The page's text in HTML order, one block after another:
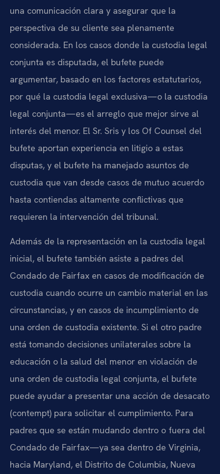
una comunicación clara y asegurar que la
perspectiva de su cliente sea plenamente
considerada. En los casos donde la custodia legal
conjunta es disputada, el bufete puede
argumentar, basado en los factores estatutarios,
por qué la custodia legal exclusiva—o la custodia
legal conjunta—es el arreglo que mejor sirve al
interés del menor. El Sr. Sris y los Of Counsel del
bufete aportan experiencia en litigio a estas
disputas, y el bufete ha manejado asuntos de
custodia que van desde casos de mutuo acuerdo
hasta contiendas altamente conflictivas que
requieren la intervención del tribunal.
Además de la representación en la custodia legal
inicial, el bufete también asiste a padres del
Condado de Fairfax en casos de modificación de
custodia cuando ocurre un cambio material en las
circunstancias, y en casos de incumplimiento de
una orden de custodia existente. Si el otro padre
está tomando decisiones unilaterales sobre la
educación o la salud del menor en violación de
una orden de custodia legal conjunta, el bufete
puede ayudar a presentar una acción de desacato
(contempt) para solicitar el cumplimiento. Para
padres que se están mudando dentro o fuera del
Condado de Fairfax—ya sea dentro de Virginia,
hacia Maryland, el Distrito de Columbia, Nueva